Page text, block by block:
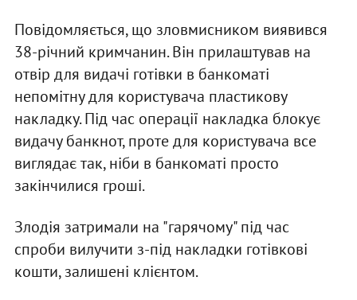
Повідомляється, що зловмисником виявився
38-річний кримчанин. Він прилаштував на
отвір для видачі готівки в банкоматі
непомітну для користувача пластикову
накладку. Під час операції накладка блокує
видачу банкнот, проте для користувача все
виглядає так, ніби в банкоматі просто
закінчилися гроші.
Злодія затримали на "гарячому" під час
спроби вилучити з-під накладки готівкові
кошти, залишені клієнтом.